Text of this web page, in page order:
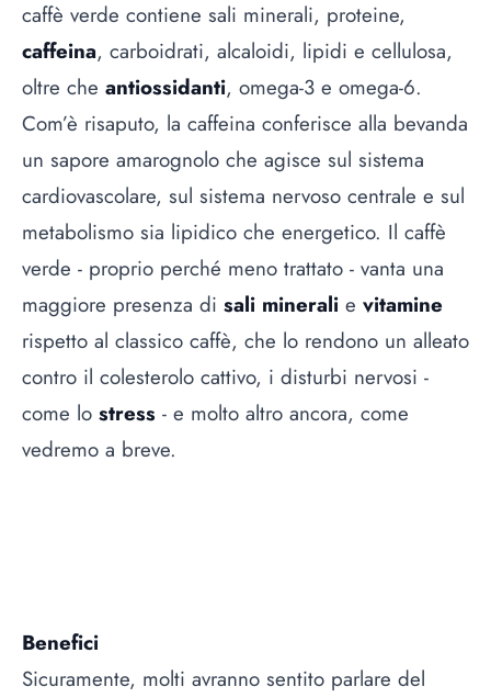
caffè verde contiene sali minerali, proteine,
caffeina, carboidrati, alcaloidi, lipidi e cellulosa,
oltre che antiossidanti, omega-3 e omega-6.
Com’è risaputo, la caffeina conferisce alla bevanda
un sapore amarognolo che agisce sul sistema
cardiovascolare, sul sistema nervoso centrale e sul
metabolismo sia lipidico che energetico. Il caffè
verde - proprio perché meno trattato - vanta una
maggiore presenza di sali minerali e vitamine
rispetto al classico caffè, che lo rendono un alleato
contro il colesterolo cattivo, i disturbi nervosi -
come lo stress - e molto altro ancora, come
vedremo a breve.
Benefici
Sicuramente, molti avranno sentito parlare del